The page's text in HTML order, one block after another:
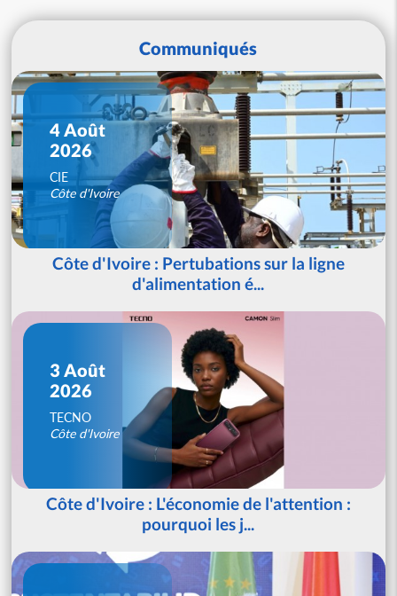
Communiqués
4 Août
2026
CIE
Côte d'Ivoire
Côte d'Ivoire : Pertubations sur la ligne
d'alimentation é...
3 Août
2026
TECNO
Côte d'Ivoire
Côte d'Ivoire : L'économie de l'attention :
pourquoi les j...